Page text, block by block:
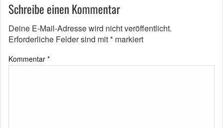
Schreibe einen Kommentar
Deine E-Mail-Adresse wird nicht veröffentlicht.
Erforderliche Felder sind mit* markiert
Kommentar *